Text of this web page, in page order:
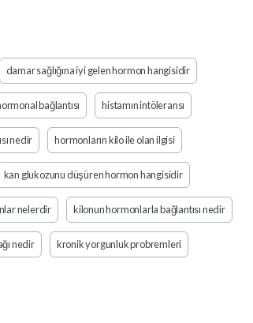
damar sağlığına iyi gelen hormon hangisidir
bağlantısı histamın intöleransı
nedir hormonların kilo ile olan ilgisi
kan glukozunu düşüren hormon hangisidir
nelerdir kilonun hormonlarla bağlantısı nedir
nedir kronik yorgunluk probremleri